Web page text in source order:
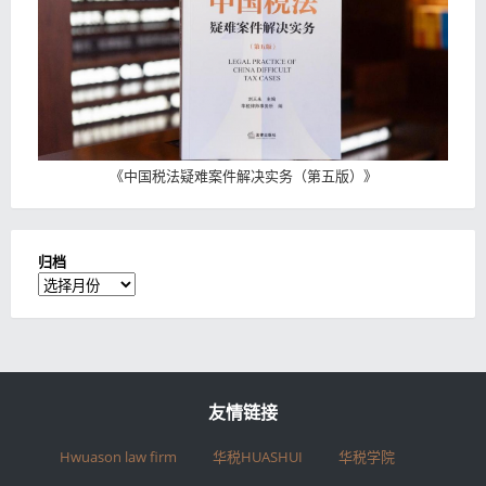
《中国税法疑难案件解决实务（第五版） 》
归档
归
档
友情链接
Hwuason law firm 华税HUASHUI 华税学院